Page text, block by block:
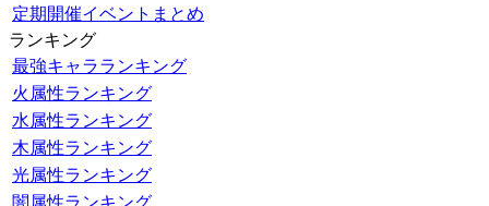
定期開催イベントまとめ
ランキング
最強キャラランキング
火属性ランキング
水属性ランキング
木属性ランキング
光属性ランキング
闇属性ランキング